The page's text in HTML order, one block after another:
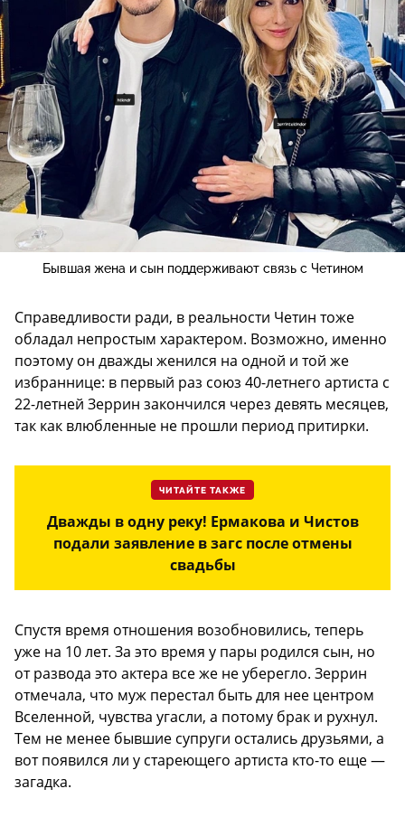
Бывшая жена и сын поддерживают связь с Четином
Справедливости ради, в реальности Четин тоже
обладал непростым характером. Возможно, именно
поэтому он дважды женился на одной и той же
избраннице: в первый раз союз 40-летнего артиста с
22-летней Зеррин закончился через девять месяцев,
так как влюбленные не прошли период притирки.
ЧИТАЙТЕ ТАКЖЕ
Дважды в одну реку! Ермакова и Чистов
подали заявление в загс после отмены
свадьбы
Спустя время отношения возобновились, теперь
уже на 10 лет. За это время у пары родился сын, но
от развода это актера все же не уберегло. Зеррин
отмечала, что муж перестал быть для нее центром
Вселенной, чувства угасли, а потому брак и рухнул.
Тем не менее бывшие супруги остались друзьями, а
вот появился ли у стареющего артиста кто-то еще —
загадка.